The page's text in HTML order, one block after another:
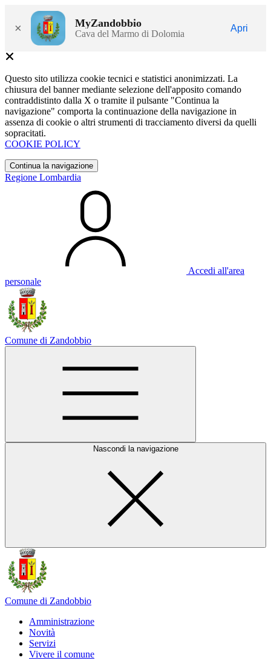
× MyZandobbio
Cava del Marmo di Dolomia
Apri
Questo sito utilizza cookie tecnici e statistici anonimizzati. La
chiusura del banner mediante selezione dell'apposito comando
contraddistinto dalla X o tramite il pulsante "Continua la
navigazione" comporta la continuazione della navigazione in
assenza di cookie o altri strumenti di tracciamento diversi da quelli
sopracitati.
COOKIE POLICY
Continua la navigazione
Regione Lombardia
Accedi all'area
personale
Comune di Zandobbio
Nascondi la navigazione
Comune di Zandobbio
Amministrazione
Novità
Servizi
Vivere il comune